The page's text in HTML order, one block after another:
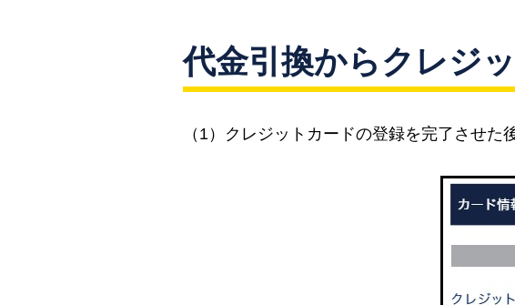
代金引換からクレジ
（1）クレジットカードの登録を完了させた